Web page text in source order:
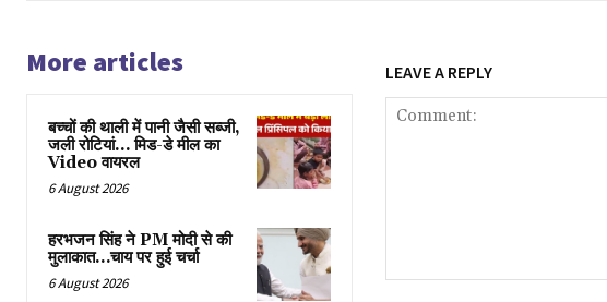
More articles
बच्चों की थाली में पानी जैसी सब्जी,
जली रोटियां… मिड-डे मील का
Video वायरल
6 August 2026
हरभजन सिंह ने PM मोदी से की
मुलाकात…चाय पर हुई चर्चा
6 August 2026
LEAVE A REPLY